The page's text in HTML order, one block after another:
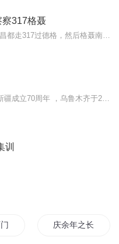
察317格聂
训
庆 庆余年之长歌行